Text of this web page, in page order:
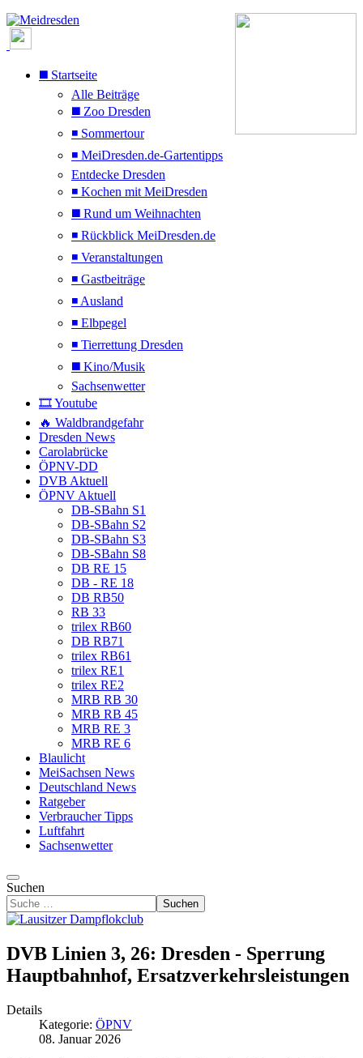
◼️ Startseite
Alle Beiträge
◼️ Zoo Dresden
◾ Sommertour
◾ MeiDresden.de-Gartentipps
Entdecke Dresden
◾ Kochen mit MeiDresden
◼️ Rund um Weihnachten
◾ Rückblick MeiDresden.de
◾ Veranstaltungen
◾ Gastbeiträge
◾ Ausland
◾ Elbpegel
◾ Tierrettung Dresden
◼️ Kino/Musik
Sachsenwetter
🎞️ Youtube
🔥 Waldbrandgefahr
Dresden News
Carolabrücke
ÖPNV-DD
DVB Aktuell
ÖPNV Aktuell
DB-SBahn S1
DB-SBahn S2
DB-SBahn S3
DB-SBahn S8
DB RE 15
DB - RE 18
DB RB50
RB 33
trilex RB60
DB RB71
trilex RB61
trilex RE1
trilex RE2
MRB RB 30
MRB RB 45
MRB RE 3
MRB RE 6
Blaulicht
MeiSachsen News
Deutschland News
Ratgeber
Verbraucher Tipps
Luftfahrt
Sachsenwetter
Suchen
Suchen
DVB Linien 3, 26: Dresden - Sperrung
Hauptbahnhof, Ersatzverkehrsleistungen
Details
Kategorie: ÖPNV
08. Januar 2026